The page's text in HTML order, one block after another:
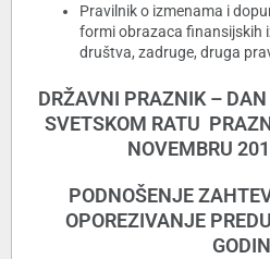
Pravilnik o izmenama i
formi obrazaca finansijskih
društva, zadruge, druga
DRŽAVNI PRAZNIK –
SVETSKOM RATU
NOVEMBRU
PODNOŠENJE
OPOREZIVANJE